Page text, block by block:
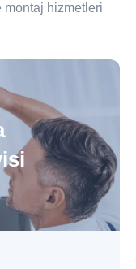
montaj hizmetleri